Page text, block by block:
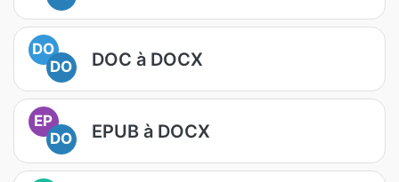
DO
DO
DOC à DOCX
EP
DO
EPUB à DOCX